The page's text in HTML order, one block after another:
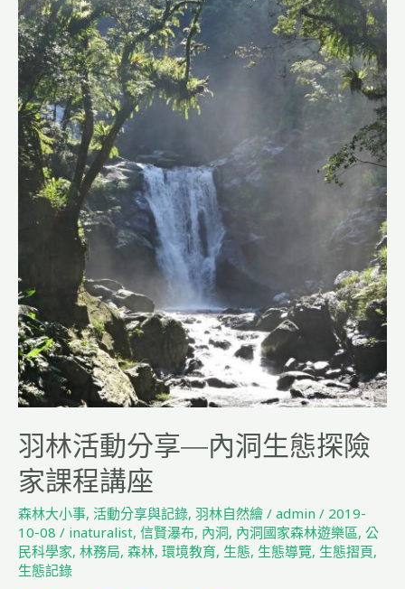
羽林活動分享—內洞生態探險
家課程講座
森林大小事, 活動分享與記錄, 羽林自然繪 / admin / 2019-
10-08 / inaturalist, 信賢瀑布, 內洞, 內洞國家森林遊樂區, 公
民科學家, 林務局, 森林, 環境教育, 生態, 生態導覽, 生態摺頁,
生態記錄
—
內
洞
生
態
探
險
家
課